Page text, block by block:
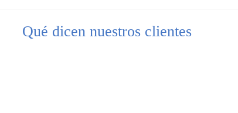
Qué dicen nuestros clientes